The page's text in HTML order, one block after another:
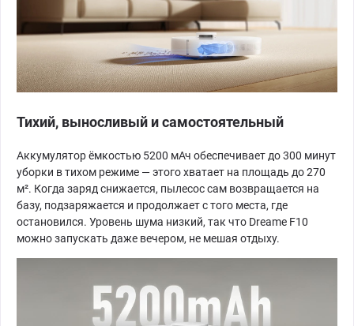
Тихий, выносливый и самостоятельный
Аккумулятор ёмкостью 5200 мАч обеспечивает до 300 минут
уборки в тихом режиме — этого хватает на площадь до 270
м². Когда заряд снижается, пылесос сам возвращается на
базу, подзаряжается и продолжает с того места, где
остановился. Уровень шума низкий, так что Dreame F10
можно запускать даже вечером, не мешая отдыху.